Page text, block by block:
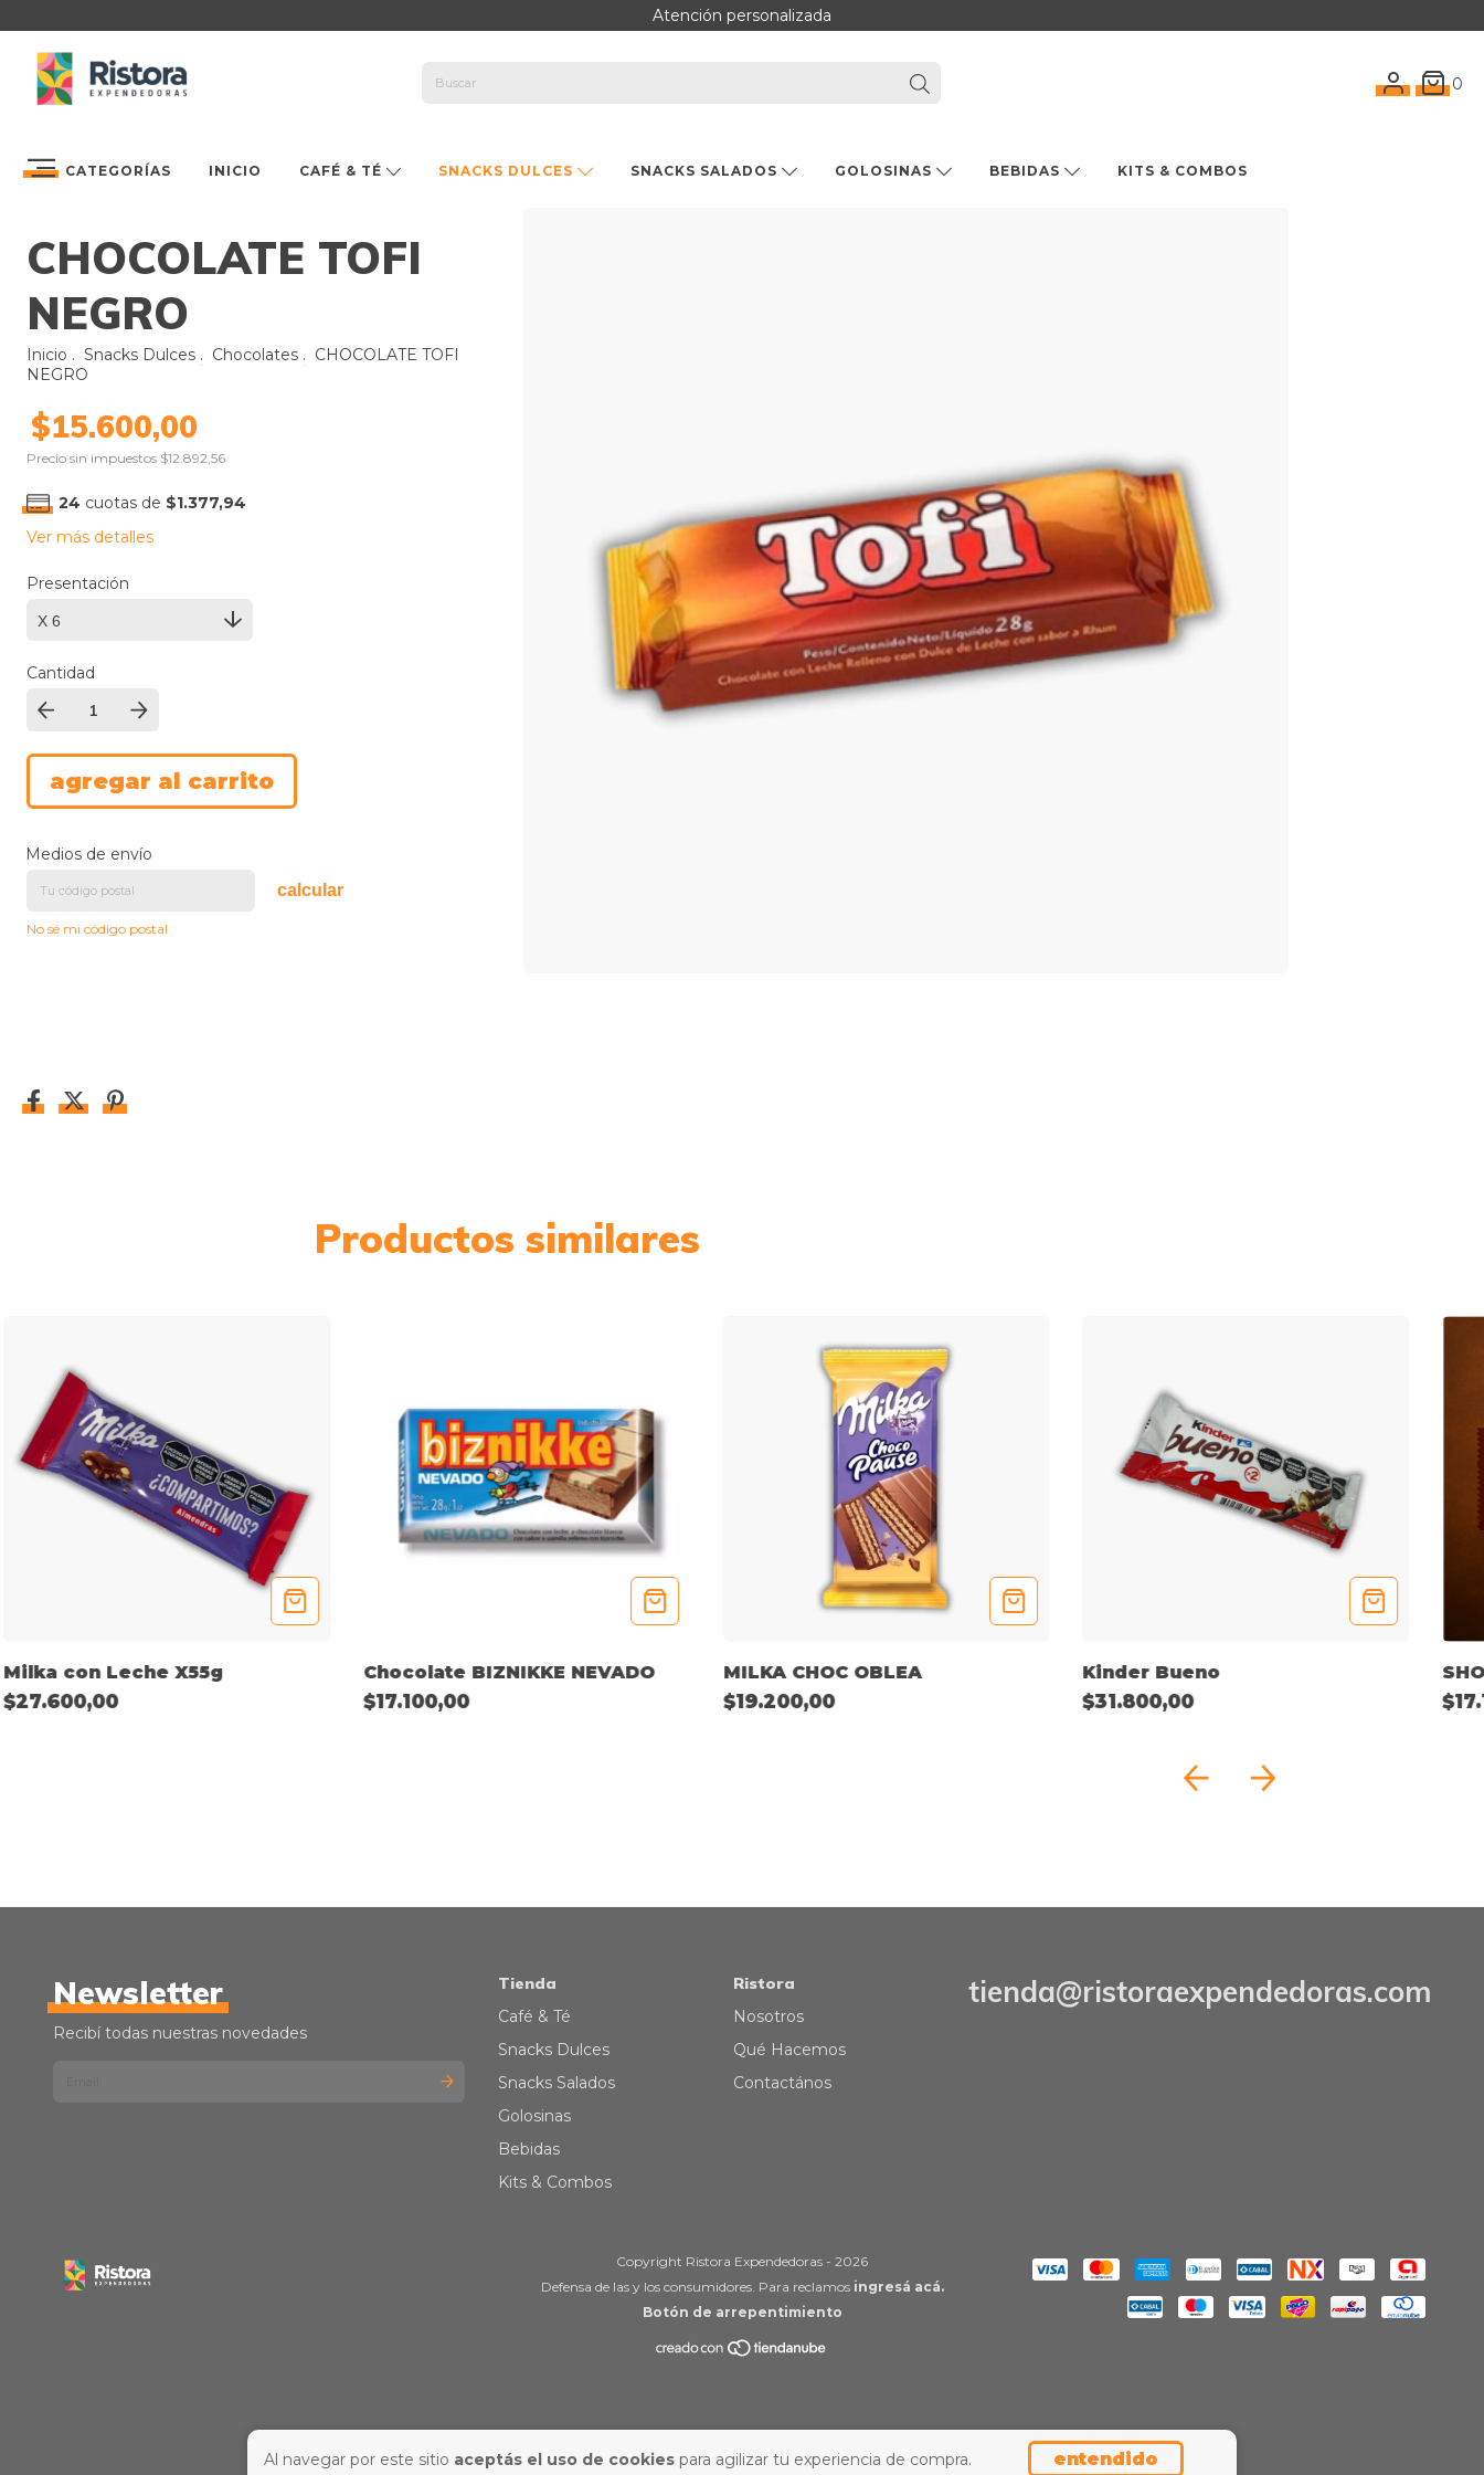
Atención personalizada
0
CATEGORÍAS INICIO CAFÉ & TÉ SNACKS DULCES SNACKS SALADOS GOLOSINAS BEBIDAS KITS & COMBOS
Al navegar por este sitio aceptás el uso de cookies para agilizar tu experiencia de compra. entendido
CHOCOLATE TOFI
NEGRO
Inicio . Snacks Dulces . Chocolates . CHOCOLATE TOFI
NEGRO
$15.600,00
Precio sin impuestos $12.892,56
24 cuotas de $1.377,94
Ver más detalles
Presentación
Cantidad
Medios de envío
calcular
No sé mi código postal
Productos similares
Milka con Leche X55g
$27.600,00
Chocolate BIZNIKKE NEVADO
$17.100,00
MILKA CHOC OBLEA
$19.200,00
Kinder Bueno
$31.800,00
Newsletter
Recibí todas nuestras novedades
Tienda
Café & Té
Snacks Dulces
Snacks Salados
Golosinas
Bebidas
Kits & Combos
Ristora
Nosotros
Qué Hacemos
Contactános
tienda@ristoraexpendedoras.com
Copyright Ristora Expendedoras - 2026
Defensa de las y los consumidores. Para reclamos ingresá acá.
Botón de arrepentimiento